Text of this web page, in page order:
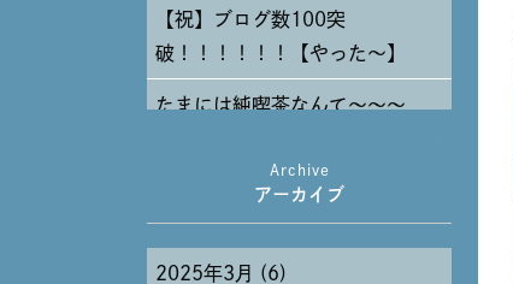
【祝】ブログ数100突
破！！！！！！【やった～】
たまには純喫茶なんて～～～
Archive
アーカイブ
2025年3月 (6)